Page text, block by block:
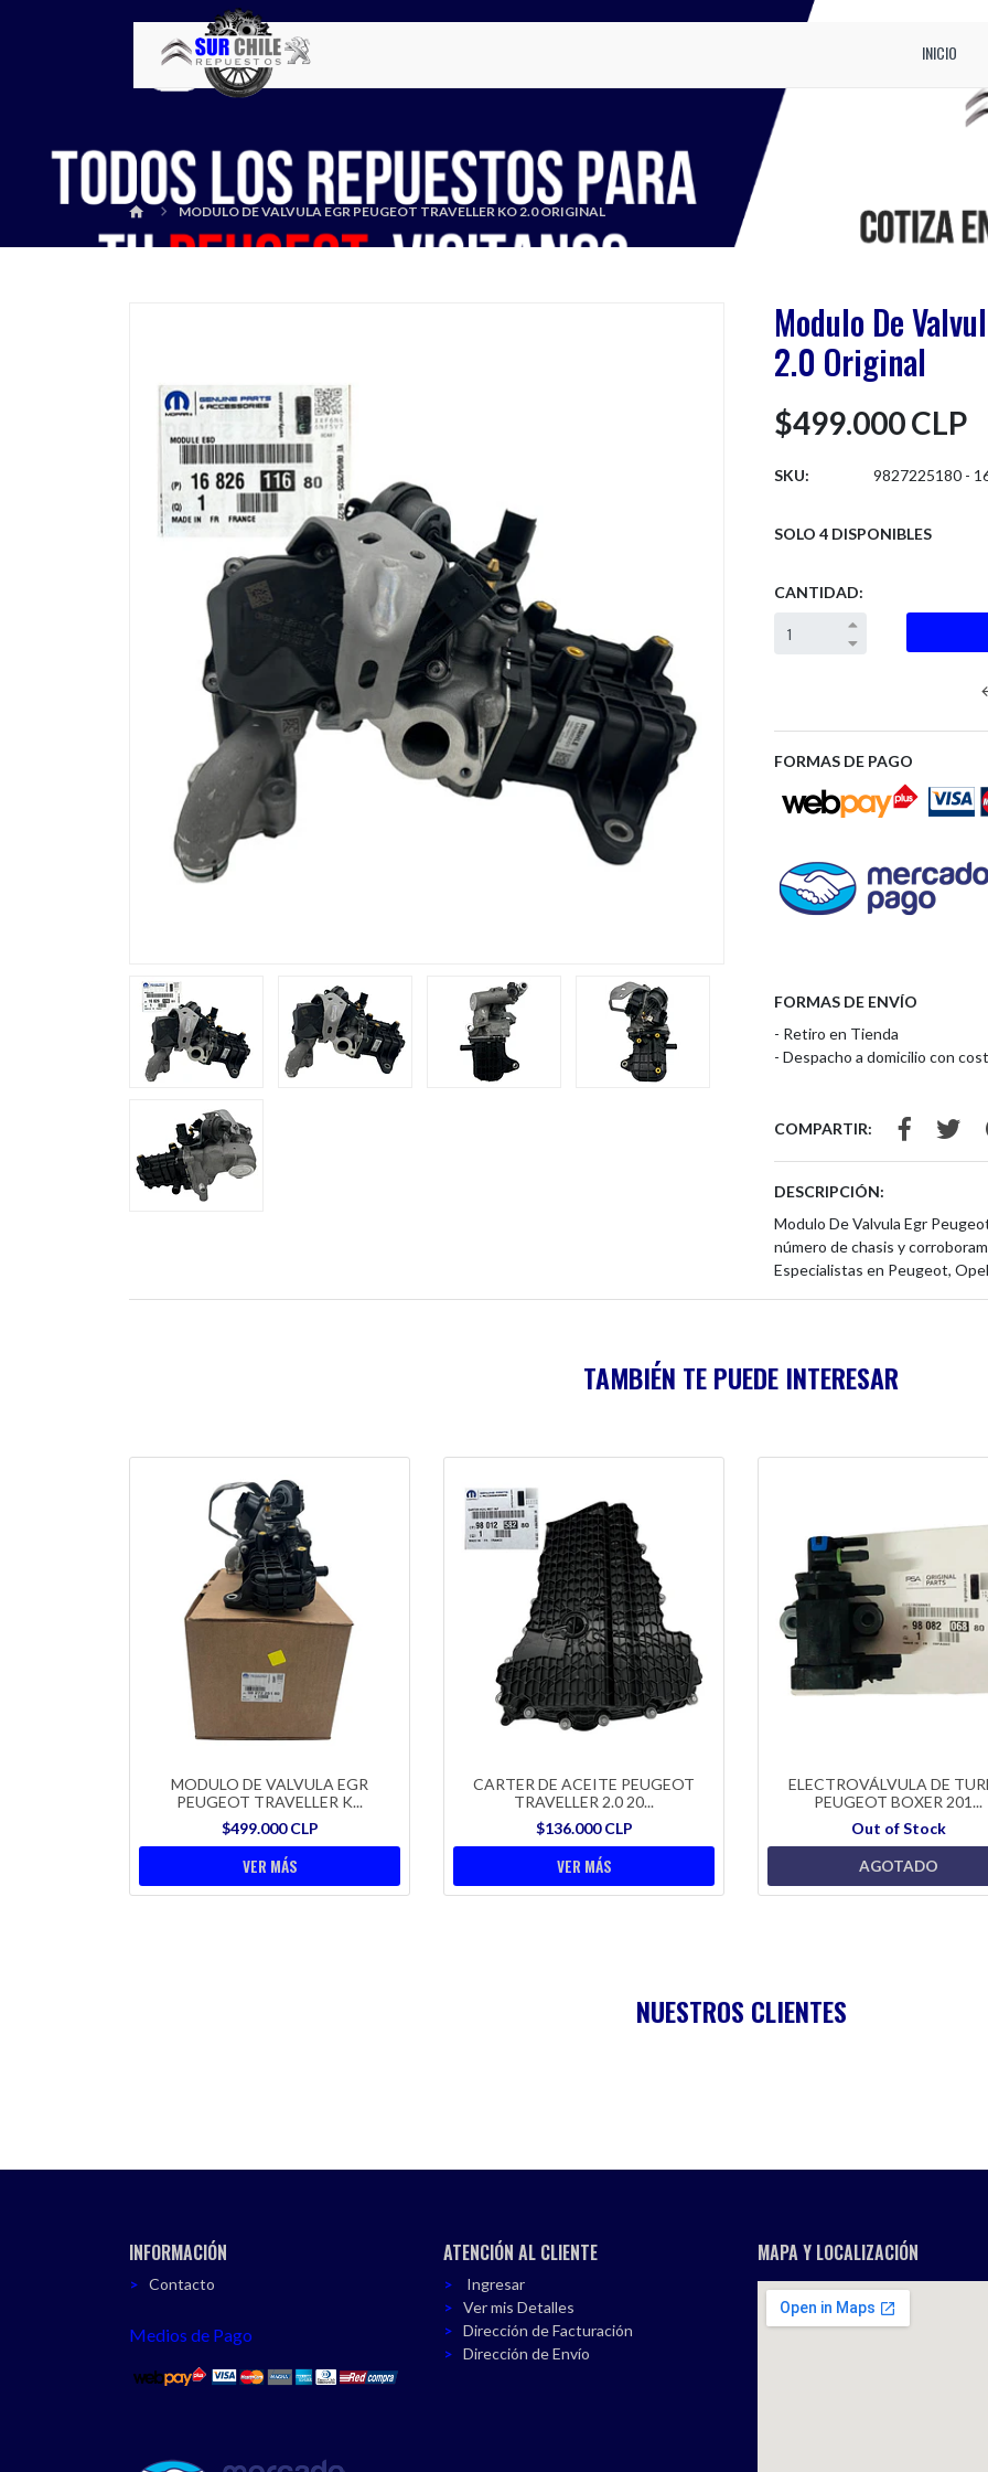
INICIO
MODULO DE VALVULA EGR PEUGEOT TRAVELLER KO 2.0 ORIGINAL
Previous
Modulo De
2.0 Original
$499.000 CLP
SKU: 9827225180 -
SOLO 4 DISPONIBLES
CANTIDAD:
FORMAS DE PAGO
FORMAS DE ENVÍO
- Retiro en Tienda
- Despacho a domicilio con
COMPARTIR:
DESCRIPCIÓN:
Modulo De Valvula Egr
número de chasis y
Especialistas en Peugeot,
TAMBIÉN TE PUEDE INTERESAR
MODULO DE VALVULA EGR
PEUGEOT TRAVELLER K...
$499.000 CLP
VER MÁS
CARTER DE ACEITE PEUGEOT
TRAVELLER 2.0 20...
$136.000 CLP
VER MÁS
ELECTROVÁLVULA DE
PEUGEOT BOXER 201...
Out of Stock
AGOTADO
NUESTROS CLIENTES
INFORMACIÓN
Contacto
Medios de Pago
ATENCIÓN AL CLIENTE
Ingresar
Ver mis Detalles
Dirección de Facturación
Dirección de Envío
MAPA Y LOCALIZACIÓN